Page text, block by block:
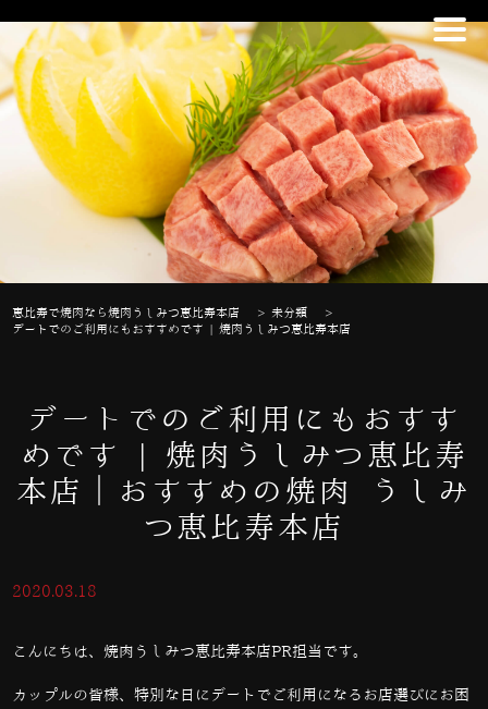
恵比寿で焼肉なら焼肉うしみつ恵比寿本店 >未分類
>
デートでのご利用にもおすすめです | 焼肉うしみつ恵比寿本店
デートでのご利用にもおすす
めです | 焼肉うしみつ恵比寿
本店｜おすすめの焼肉 うしみ
つ恵比寿本店
2020.03.18
こんにちは、焼肉うしみつ恵比寿本店PR担当です。
カップルの皆様、特別な日にデートでご利用になるお店選びにお困